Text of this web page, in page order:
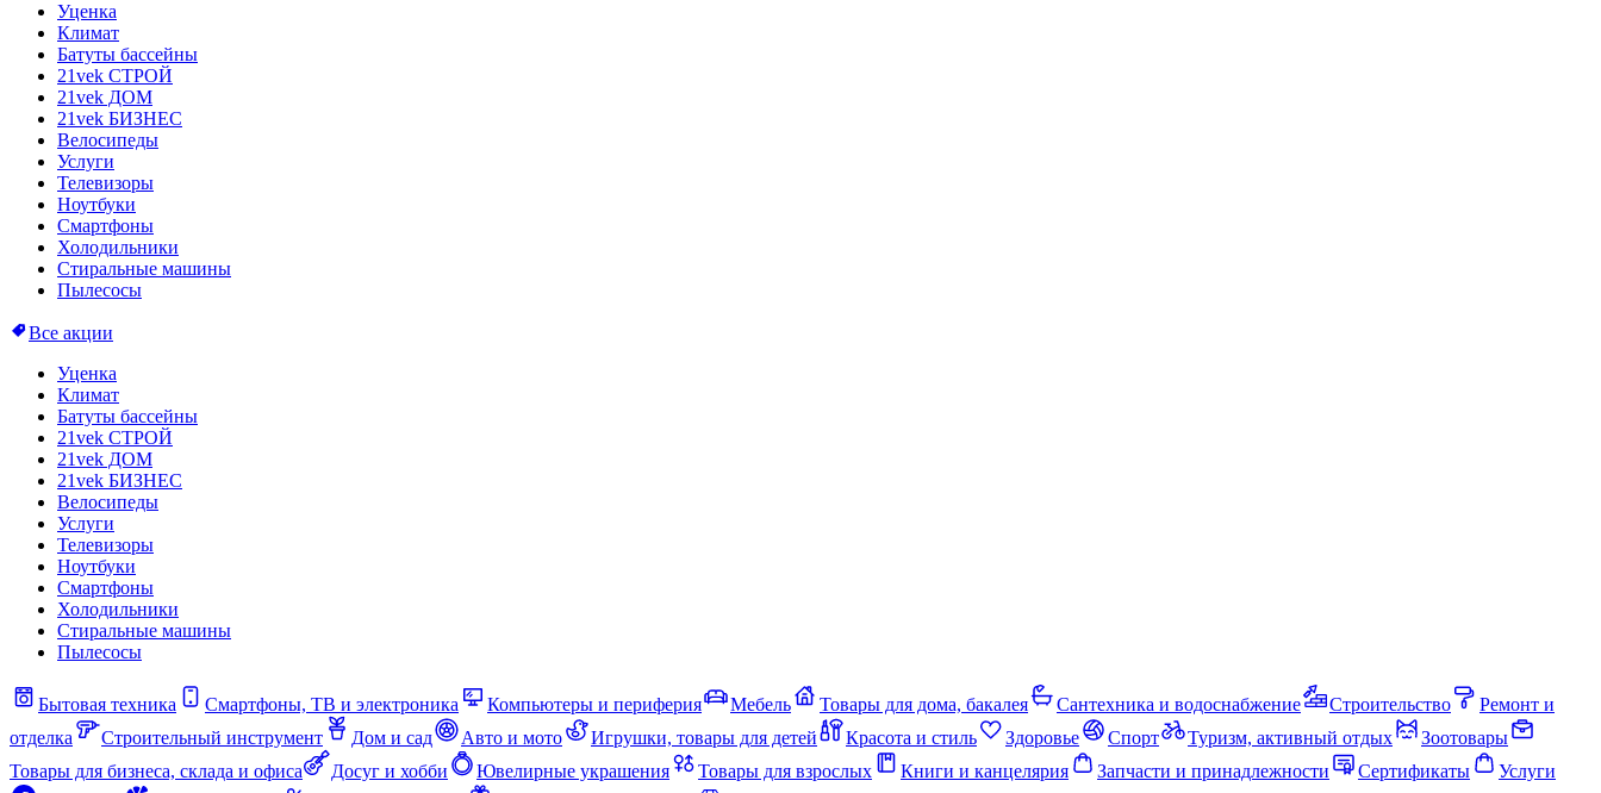
Уценка
Климат
Батуты бассейны
21vek СТРОЙ
21vek ДОМ
21vek БИЗНЕС
Велосипеды
Услуги
Телевизоры
Ноутбуки
Смартфоны
Холодильники
Стиральные машины
Пылесосы
Все акции
Уценка
Климат
Батуты бассейны
21vek СТРОЙ
21vek ДОМ
21vek БИЗНЕС
Велосипеды
Услуги
Телевизоры
Ноутбуки
Смартфоны
Холодильники
Стиральные машины
Пылесосы
Бытовая техника Смартфоны, ТВ и электроника Компьютеры и периферия Мебель Товары для дома, бакалея Сантехника и водоснабжение Строительство
Ремонт и
отделка
Строительный инструмент Дом и сад Авто и мото Игрушки, товары для детей Красота и стиль Здоровье Спорт Туризм, активный отдых
Зоотовары
Товары для бизнеса, склада и офиса
Досуг и хобби Ювелирные украшения Товары для взрослых Книги и канцелярия Запчасти и принадлежности Сертификаты
Услуги